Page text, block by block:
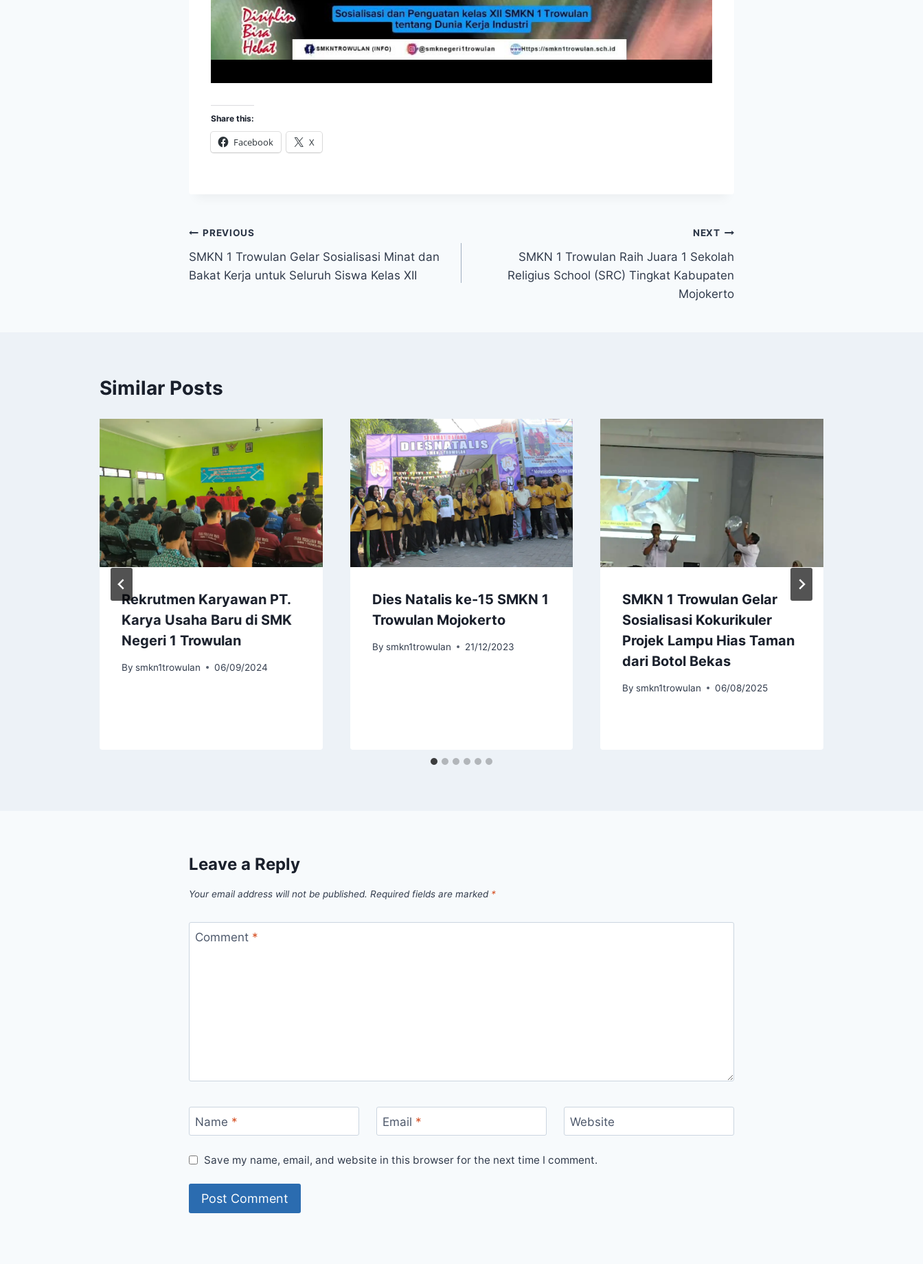
Share this:
Facebook X
Post
navigation
PREVIOUS
SMKN 1 Trowulan Gelar Sosialisasi Minat dan
Bakat Kerja untuk Seluruh Siswa Kelas XII
NEXT
SMKN 1 Trowulan Raih Juara 1 Sekolah
Religius School (SRC) Tingkat Kabupaten
Mojokerto
Similar Posts
Rekrutmen Karyawan PT.
Karya Usaha Baru di SMK
Negeri 1 Trowulan
By smkn1trowulan 06/09/2024
Dies Natalis ke-15 SMKN 1
Trowulan Mojokerto
By smkn1trowulan 21/12/2023
SMKN 1 Trowulan Gelar
Sosialisasi Kokurikuler
Projek Lampu Hias Taman
dari Botol Bekas
By smkn1trowulan 06/08/2025
Leave a Reply
Your email address will not be published. Required fields are marked *
Comment *
Name * Email * Website
Save my name, email, and website in this browser for the next time I comment.